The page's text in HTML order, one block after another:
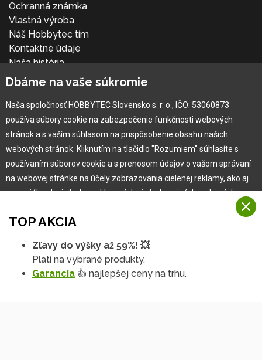
Ochranná známka
Vlastná výroba
Náš Hobbytec tím
Kontaktné údaje
Naša história
Kariéra
Pre zákazníka
Garancia najlepšej ceny
Užívateľský manuál
Obchodné podmienky
Zákazník & partner
Novinky
TOP AKCIA
Zľavy do výšky až 59%! 💥
Platí na vybrané produkty.
Garancia 👍 najlepšej ceny na trhu.
Dbáme na vaše súkromie
Naša spoločnosť HOBBYTEC Slovensko s. r. o., IČO: 53060873
používa súbory cookie na zabezpečenie funkčnosti webových
stránok a s vaším súhlasom na prispôsobenie obsahu našich
webových stránok. Kliknutím na tlačidlo "Rozumiem" súhlasíte s
používaním súborov cookie a s prenosom údajov o vašom správaní
na webovej stránke na účely zobrazovania cielenej reklamy, ako aj
na sociálnych sieťach a reklamných sieťach na iných webových
Viac informácií
Na našich webových stránkach používame niekoľko kategórií
Rozumiem